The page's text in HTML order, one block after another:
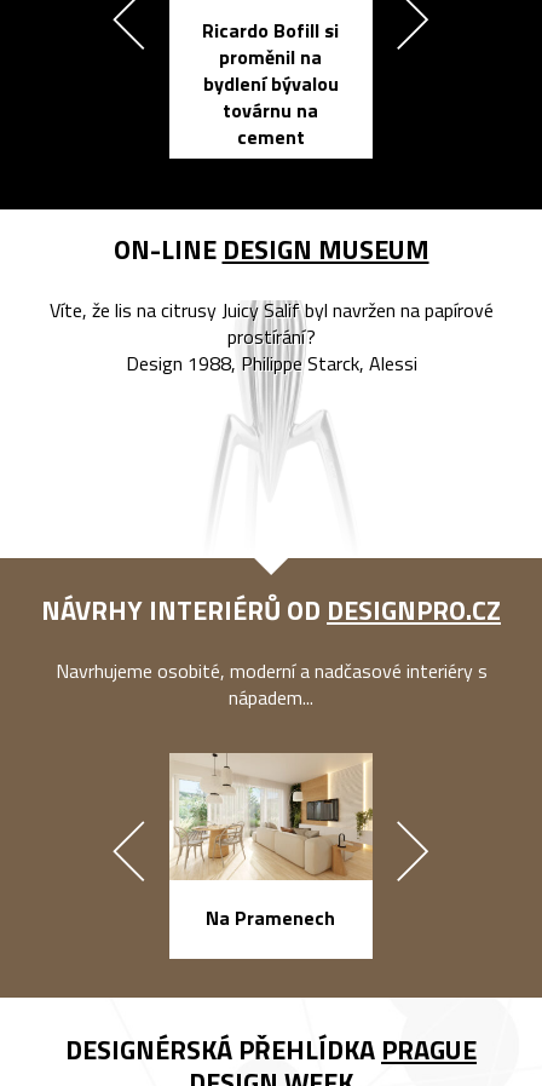
Ricardo Bofill si
proměnil na
bydlení bývalou
továrnu na
cement
ON-LINE DESIGN MUSEUM
Víte, že lis na citrusy Juicy Salif byl navržen na papírové
prostírání?
Design 1988, Philippe Starck, Alessi
NÁVRHY INTERIÉRŮ OD DESIGNPRO.CZ
Navrhujeme osobité, moderní a nadčasové interiéry s
nápadem...
Na Pramenech
DESIGNÉRSKÁ PŘEHLÍDKA PRAGUE